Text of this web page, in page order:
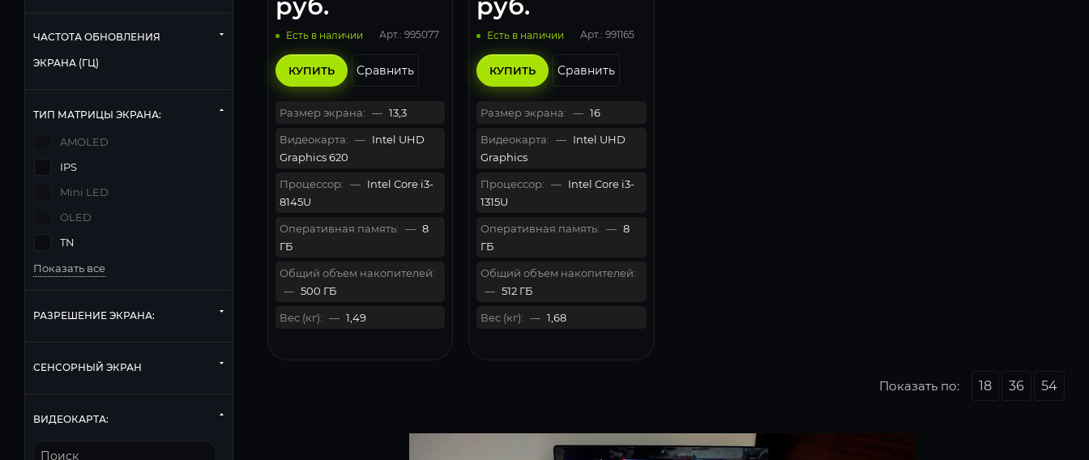
руб.
Есть в наличии Арт.: 995077
КУПИТЬ Сравнить
Размер экрана: — 13,3
Видеокарта: — Intel UHD
Graphics 620
Процессор: — Intel Core i3-
8145U
Оперативная память: — 8
ГБ
Общий объем накопителей:
— 500 ГБ
Вес (кг): — 1,49
руб.
Есть в наличии Арт.: 991165
КУПИТЬ Сравнить
Размер экрана: — 16
Видеокарта: — Intel UHD
Graphics
Процессор: — Intel Core i3-
1315U
Оперативная память: — 8
ГБ
Общий объем накопителей:
— 512 ГБ
Вес (кг): — 1,68
Показать по: 18 36 54
ЧАСТОТА ОБНОВЛЕНИЯ
ЭКРАНА (ГЦ)
ТИП МАТРИЦЫ ЭКРАНА:
AMOLED
IPS
Mini LED
OLED
TN
Показать все
РАЗРЕШЕНИЕ ЭКРАНА:
СЕНСОРНЫЙ ЭКРАН
ВИДЕОКАРТА: